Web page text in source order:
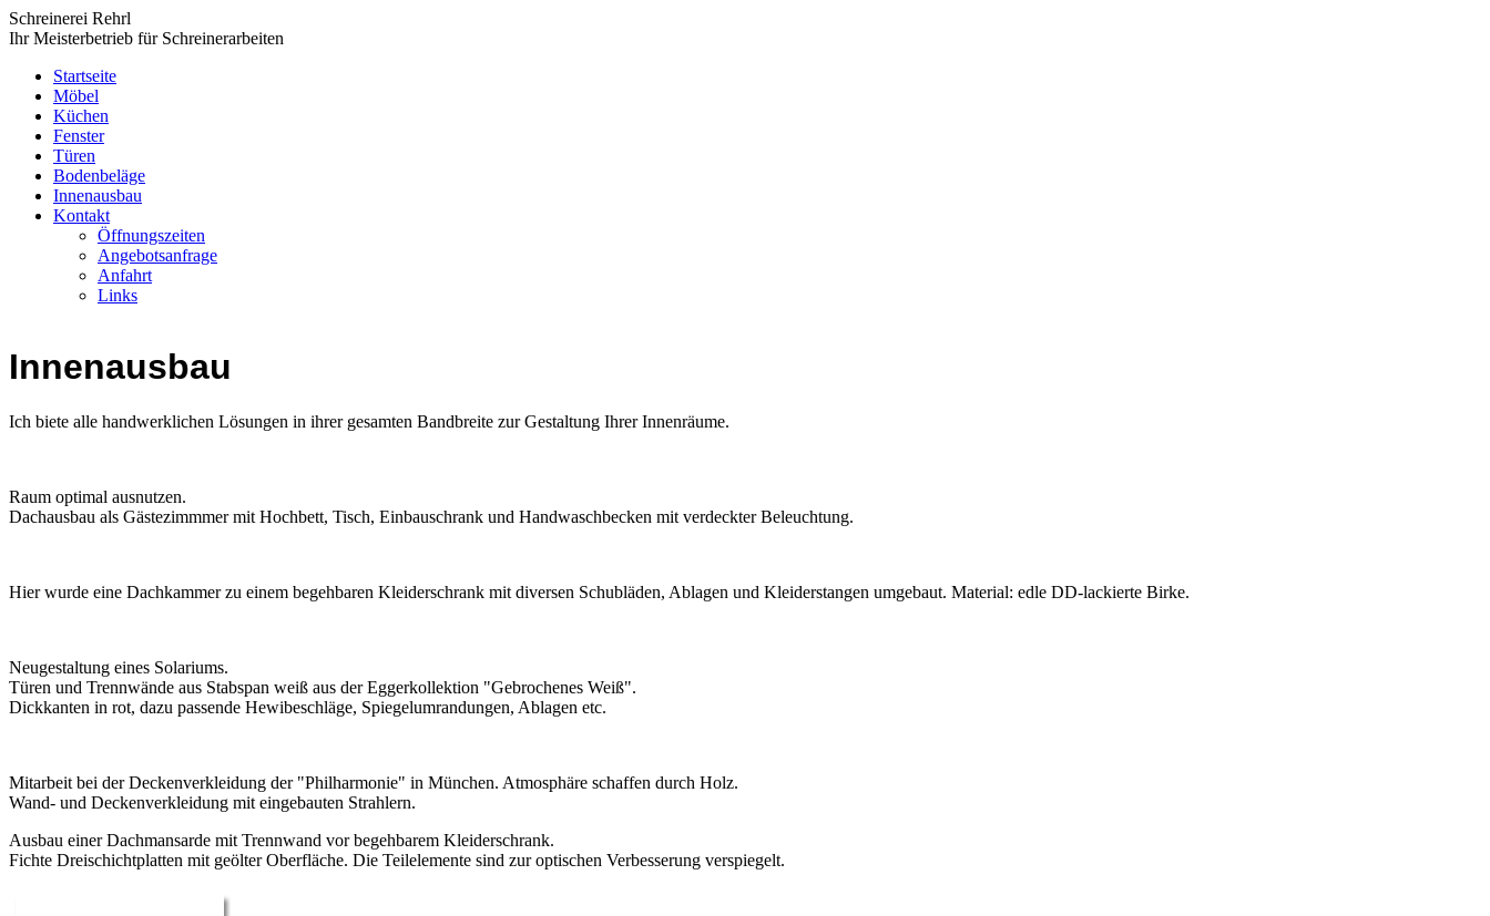
Schreinerei Rehrl
Ihr Meisterbetrieb für Schreinerarbeiten
Startseite
Möbel
Küchen
Fenster
Türen
Bodenbeläge
Innenausbau
Kontakt
Öffnungszeiten
Angebotsanfrage
Anfahrt
Links
Innenausbau
Ich biete alle handwerklichen Lösungen in ihrer gesamten Bandbreite zur Gestaltung Ihrer Innenräume.
Raum optimal ausnutzen.
Dachausbau als Gästezimmmer mit Hochbett, Tisch, Einbauschrank und Handwaschbecken mit verdeckter Beleuchtung.
Hier wurde eine Dachkammer zu einem begehbaren Kleiderschrank mit diversen Schubläden, Ablagen und Kleiderstangen umgebaut. Material: edle DD-lackierte Birke.
Neugestaltung eines Solariums.
Türen und Trennwände aus Stabspan weiß aus der Eggerkollektion "Gebrochenes Weiß".
Dickkanten in rot, dazu passende Hewibeschläge, Spiegelumrandungen, Ablagen etc.
Mitarbeit bei der Deckenverkleidung der "Philharmonie" in München. Atmosphäre schaffen durch Holz.
Wand- und Deckenverkleidung mit eingebauten Strahlern.
Ausbau einer Dachmansarde mit Trennwand vor begehbarem Kleiderschrank.
Fichte Dreischichtplatten mit geölter Oberfläche. Die Teilelemente sind zur optischen Verbesserung verspiegelt.